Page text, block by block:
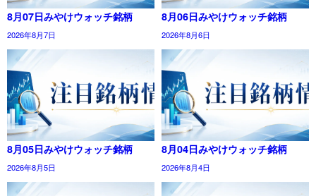
8月07日みやけウォッチ銘柄
2026年8月7日
8月06日みやけウォッチ銘柄
2026年8月6日
8月05日みやけウォッチ銘柄
2026年8月5日
8月04日みやけウォッチ銘柄
2026年8月4日